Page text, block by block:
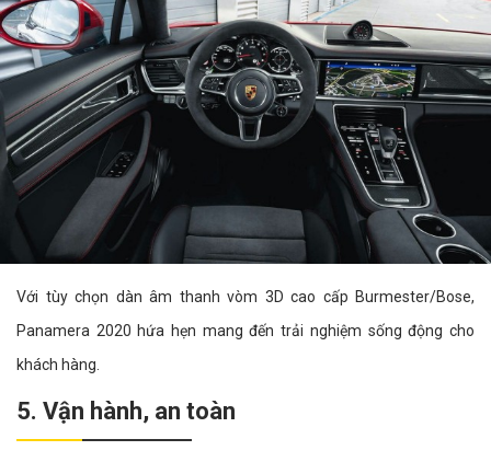
Với tùy chọn dàn âm thanh vòm 3D cao cấp Burmester/Bose,
Panamera 2020 hứa hẹn mang đến trải nghiệm sống động cho
khách hàng.
5. Vận hành, an toàn